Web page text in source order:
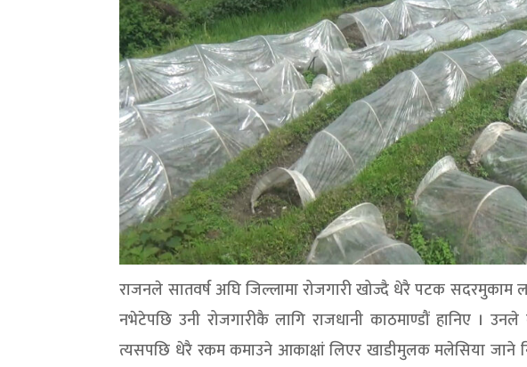
राजनले सातवर्ष अघि जिल्लामा रोजगारी खोज्दै धेरै पटक सदरमुकाम
नभेटेपछि उनी रोजगारीकै लागि राजधानी काठमाण्डौं हानिए ।
त्यसपछि धेरै रकम कमाउने आकाक्षां लिएर खाडीमुलक मलेसिया जाने